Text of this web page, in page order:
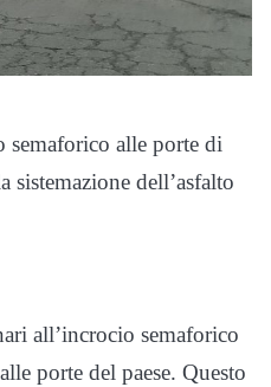
alle porte di
sistemazione dell’asfalto
all’incrocio semaforico
porte del paese. Questo